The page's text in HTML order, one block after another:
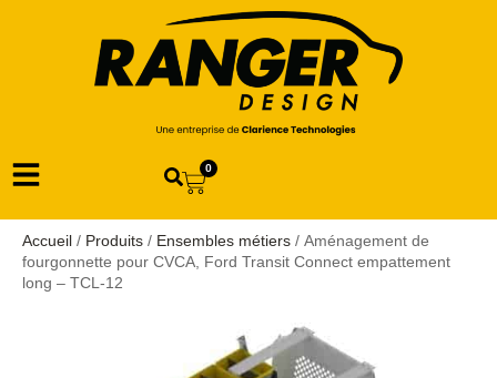
0
Accueil / Produits / Ensembles métiers / Aménagement de
fourgonnette pour CVCA, Ford Transit Connect empattement
long – TCL-12